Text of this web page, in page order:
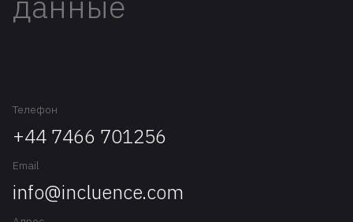
Телефон
+44 7466 701256
Email
info@incluence.com